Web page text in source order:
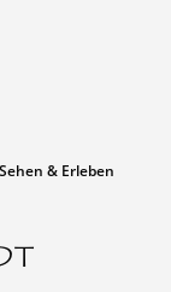
Sehen & Erleben